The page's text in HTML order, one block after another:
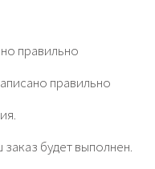
правильно
правильно
будет выполнен.